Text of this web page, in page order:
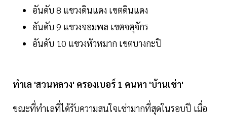
อันดับ 8 แขวงดินแดง เขตดินแดง
อันดับ 9 แขวงจอมพล เขตจตุจักร
อันดับ 10 แขวงหัวหมาก เขตบางกะปิ
ทำเล 'สวนหลวง' ครองเบอร์ 1 คนหา 'บ้านเช่า'
ขณะที่ทำเลที่ได้รับความสนใจเช่ามากที่สุดในรอบปี เมื่อ